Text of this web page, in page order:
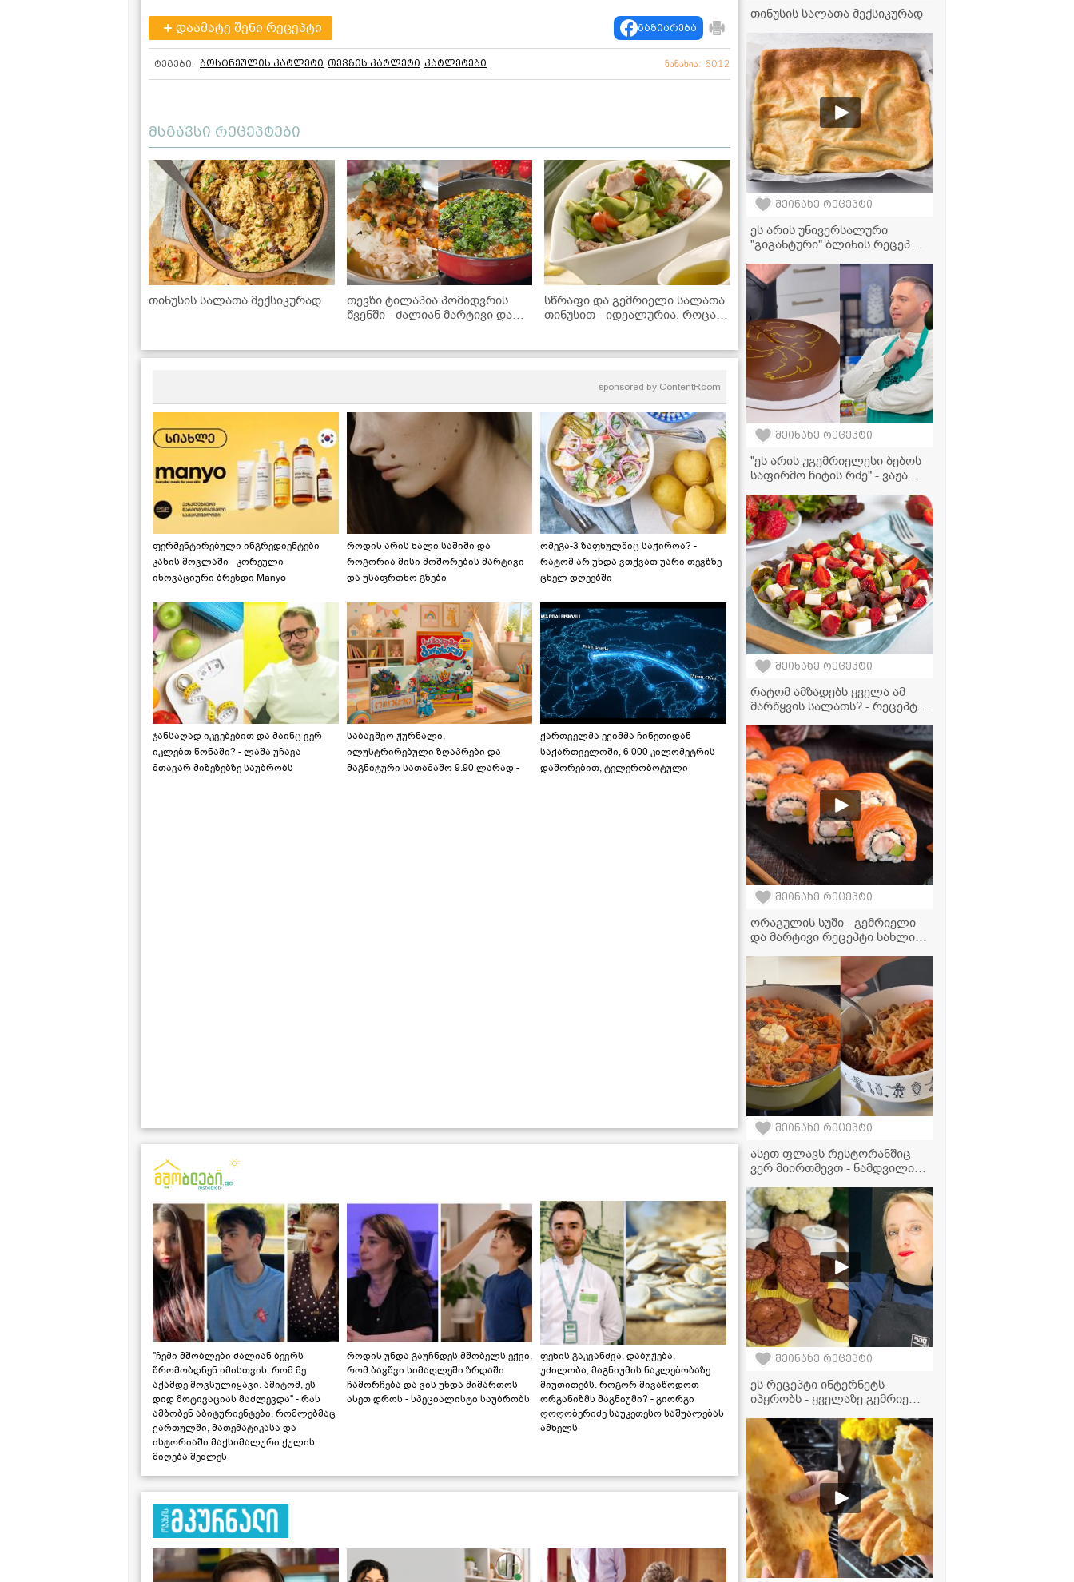
დაამატე შენი რეცეპტი გაზიარება
ტეგები: ბოსტნეულის კატლეტი თევზის კატლეტი კატლეტები ნანახია: 6012
მსგავსი რეცეპტები
თინუსის სალათა მექსიკურად
თევზი ტილაპია პომიდვრის
წვენში - ძალიან მარტივი და
სწრაფი და გემრიელი სალათა
თინუსით - იდეალურია, როცა
sponsored by ContentRoom
ფერმენტირებული ინგრედიენტები
კანის მოვლაში - კორეული
ინოვაციური ბრენდი Manyo
როდის არის ხალი საშიში და
როგორია მისი მოშორების მარტივი
და უსაფრთხო გზები
ომეგა-3 ზაფხულშიც საჭიროა? -
რატომ არ უნდა ვთქვათ უარი თევზზე
ცხელ დღეებში
ჯანსაღად იკვებებით და მაინც ვერ
იკლებთ წონაში? - ლაშა უჩავა
მთავარ მიზეზებზე საუბრობს
საბავშვო ჟურნალი,
ილუსტრირებული ზღაპრები და
მაგნიტური სათამაშო 9.90 ლარად -
ქართველმა ექიმმა ჩინეთიდან
საქართველოში, 6 000 კილომეტრის
დაშორებით, ტელერობოტული
"ჩემი მშობლები ძალიან ბევრს
შრომობდნენ იმისთვის, რომ მე
აქამდე მოვსულიყავი. ამიტომ, ეს
დიდ მოტივაციას მაძლევდა" - რას
ამბობენ აბიტურიენტები, რომლებმაც
ქართულში, მათემატიკასა და
ისტორიაში მაქსიმალური ქულის
მიღება შეძლეს
როდის უნდა გაუჩნდეს მშობელს ეჭვი,
რომ ბავშვი სიმაღლეში ზრდაში
ჩამორჩება და ვის უნდა მიმართოს
ასეთ დროს - სპეციალისტი საუბრობს
ფეხის გაკვანძვა, დაბუჟება,
უძილობა, მაგნიუმის ნაკლებობაზე
მიუთითებს. როგორ მივაწოდოთ
ორგანიზმს მაგნიუმი? - გიორგი
ღოღობერიძე საუკეთესო საშუალებას
ამხელს
თინუსის სალათა მექსიკურად
შეინახე რეცეპტი
ეს არის უნივერსალური
"გიგანტური" ბლინის რეცეპტი,
მოამზადოთ როგორც
ტკბილი, ასევე მარილიანი
გულსართით
შეინახე რეცეპტი
"ეს არის უგემრიელესი ბებოს
საფირმო ჩიტის რძე" - ვაჟა
შეინახე რეცეპტი
რატომ ამზადებს ყველა ამ
მარწყვის სალათს? - რეცეპტი,
სცადოთ!
შეინახე რეცეპტი
ორაგულის სუში - გემრიელი
და მარტივი რეცეპტი სახლის
შეინახე რეცეპტი
ასეთ ფლავს რესტორანშიც
ვერ მიირთმევთ - ნამდვილი
შეინახე რეცეპტი
ეს რეცეპტი ინტერნეტს
იპყრობს - ყველაზე გემრიელი